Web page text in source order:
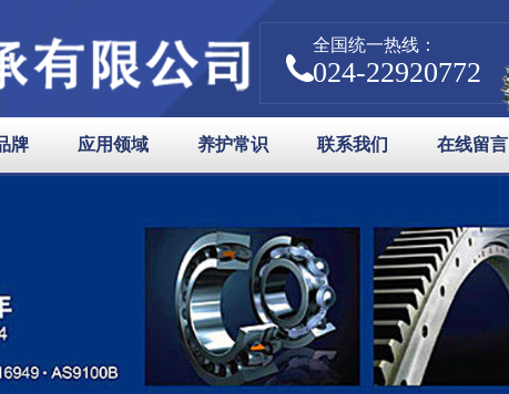
全国统一热线：
024-22920772
牌 应用领域 养护常识 联系我们 在线留言